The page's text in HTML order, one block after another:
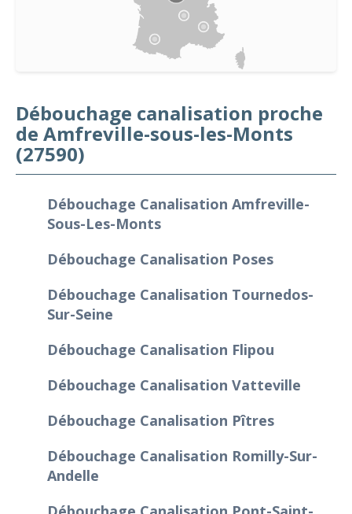
Débouchage canalisation proche
de Amfreville-sous-les-Monts
(27590)
Débouchage Canalisation Amfreville-
Sous-Les-Monts
Débouchage Canalisation Poses
Débouchage Canalisation Tournedos-
Sur-Seine
Débouchage Canalisation Flipou
Débouchage Canalisation Vatteville
Débouchage Canalisation Pîtres
Débouchage Canalisation Romilly-Sur-
Andelle